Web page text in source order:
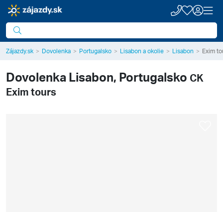
Zájazdy.sk Dovolenka Portugalsko Lisabon a okolie Lisabon Exim
Dovolenka Lisabon, Portugalsko CK
Exim tours